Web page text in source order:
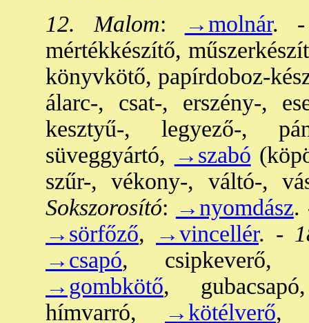
12. Malom: →molnár. -
mértékkészítő,
könyvkötő, papírdoboz-
álarc-, csat-, erszény-,
kesztyű-, legyező-,
süveggyártó, →szabó
szűr-, vékony-, váltó-,
Sokszorosító: →nyomdász.
→sörfőző, →vincellér. -
→csapó, csipkeverő,
→gombkötő,
hímvarró,
→kötélverő